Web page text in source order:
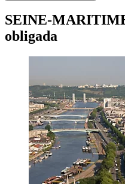
SEINE-
obligada